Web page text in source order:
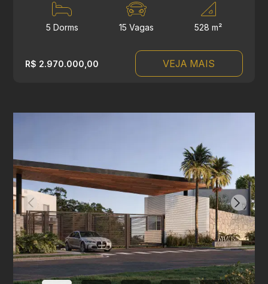
5 Dorms 15 Vagas 528 m²
R$ 2.970.000,00 VEJA MAIS